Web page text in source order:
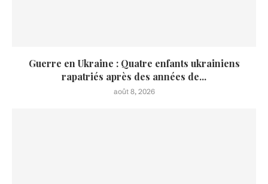
Guerre en Ukraine : Quatre enfants ukrainiens
rapatriés après des années de...
août 8, 2026